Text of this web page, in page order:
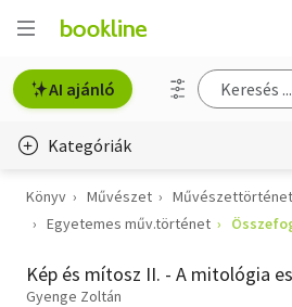
AI ajánló
Kategóriák
Életmód, egészség
Gyermek- és ifjúsági
Könyv Művészet
Művészettörténet
Egyetemes műv.történet
Kép és mítosz II. - A mitológia
Gyenge Zoltán